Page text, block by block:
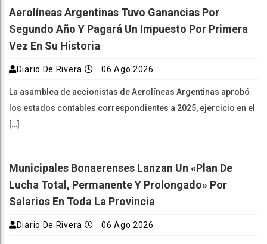
Aerolíneas Argentinas Tuvo Ganancias Por
Segundo Año Y Pagará Un Impuesto Por Primera
Vez En Su Historia
Diario De Rivera 06 Ago 2026
La asamblea de accionistas de Aerolíneas Argentinas aprobó
los estados contables correspondientes a 2025, ejercicio en el
[…]
Municipales Bonaerenses Lanzan Un «plan De
Lucha Total, Permanente Y Prolongado» Por
Salarios En Toda La Provincia
Diario De Rivera 06 Ago 2026